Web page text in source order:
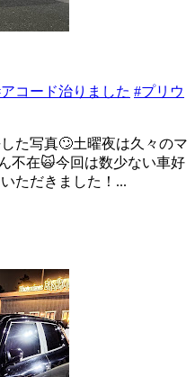
コード治りました #プリウ
た写真🙄土曜夜は久々のマ
不在🙀今回は数少ない車好
ただきました！...